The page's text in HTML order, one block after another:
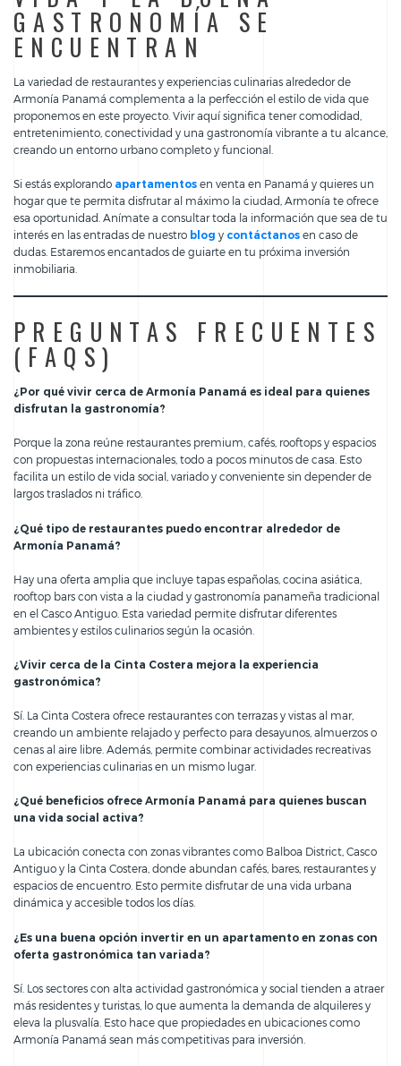
GASTRONOMÍA SE
ENCUENTRAN
La variedad de restaurantes y experiencias culinarias alrededor de
Armonía Panamá complementa a la perfección el estilo de vida que
proponemos en este proyecto. Vivir aquí significa tener comodidad,
entretenimiento, conectividad y una gastronomía vibrante a tu alcance,
creando un entorno urbano completo y funcional.
Si estás explorando apartamentos en venta en Panamá y quieres un
hogar que te permita disfrutar al máximo la ciudad, Armonía te ofrece
esa oportunidad. Anímate a consultar toda la información que sea de tu
interés en las entradas de nuestro blog y contáctanos en caso de
dudas. Estaremos encantados de guiarte en tu próxima inversión
inmobiliaria.
PREGUNTAS FRECUENTES
(FAQS)
¿Por qué vivir cerca de Armonía Panamá es ideal para quienes
disfrutan la gastronomía?
Porque la zona reúne restaurantes premium, cafés, rooftops y espacios
con propuestas internacionales, todo a pocos minutos de casa. Esto
facilita un estilo de vida social, variado y conveniente sin depender de
largos traslados ni tráfico.
¿Qué tipo de restaurantes puedo encontrar alrededor de
Armonía Panamá?
Hay una oferta amplia que incluye tapas españolas, cocina asiática,
rooftop bars con vista a la ciudad y gastronomía panameña tradicional
en el Casco Antiguo. Esta variedad permite disfrutar diferentes
ambientes y estilos culinarios según la ocasión.
¿Vivir cerca de la Cinta Costera mejora la experiencia
gastronómica?
Sí. La Cinta Costera ofrece restaurantes con terrazas y vistas al mar,
creando un ambiente relajado y perfecto para desayunos, almuerzos o
cenas al aire libre. Además, permite combinar actividades recreativas
con experiencias culinarias en un mismo lugar.
¿Qué beneficios ofrece Armonía Panamá para quienes buscan
una vida social activa?
La ubicación conecta con zonas vibrantes como Balboa District, Casco
Antiguo y la Cinta Costera, donde abundan cafés, bares, restaurantes y
espacios de encuentro. Esto permite disfrutar de una vida urbana
dinámica y accesible todos los días.
¿Es una buena opción invertir en un apartamento en zonas con
oferta gastronómica tan variada?
Sí. Los sectores con alta actividad gastronómica y social tienden a atraer
más residentes y turistas, lo que aumenta la demanda de alquileres y
eleva la plusvalía. Esto hace que propiedades en ubicaciones como
Armonía Panamá sean más competitivas para inversión.